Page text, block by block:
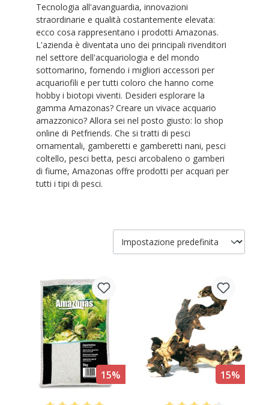
Tecnologia all'avanguardia, innovazioni
straordinarie e qualità costantemente elevata:
ecco cosa rappresentano i prodotti Amazonas.
L'azienda è diventata uno dei principali rivenditori
nel settore dell'acquariologia e del mondo
sottomarino, fornendo i migliori accessori per
acquariofili e per tutti coloro che hanno come
hobby i biotopi viventi. Desideri esplorare la
gamma Amazonas? Creare un vivace acquario
amazzonico? Allora sei nel posto giusto: lo shop
online di Petfriends. Che si tratti di pesci
ornamentali, gamberetti e gamberetti nani, pesci
coltello, pesci betta, pesci arcobaleno o gamberi
di fiume, Amazonas offre prodotti per acquari per
tutti i tipi di pesci.
15% 15%